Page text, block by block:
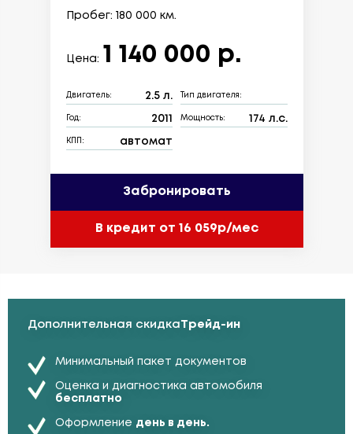
Пробег: 180 000 км.
Цена: 1 140 000 р.
Двигатель: 2.5 л. Тип двигателя:
Год: 2011 Мощность: 174 л.с.
КПП: автомат
Забронировать
В кредит от 16 059р/мес
Дополнительная скидкаТрейд-ин
Минимальный пакет документов
Оценка и диагностика автомобиля
бесплатно
Оформление день в день.